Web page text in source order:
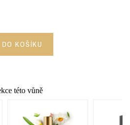
KOŠÍKU
této vůně